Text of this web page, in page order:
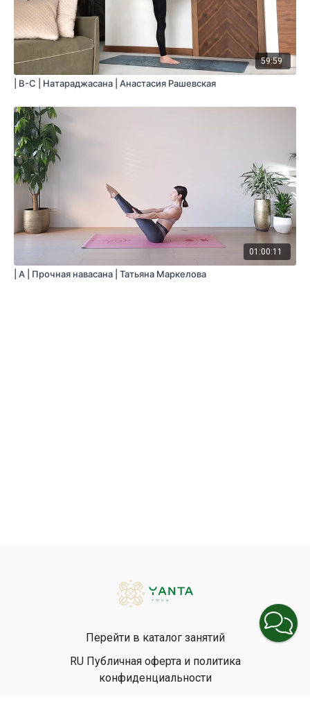
59:59
| B-C | Натараджасана | Анастасия Рашевская
01:00:11
| A | Прочная навасана | Татьяна Маркелова
Перейти в каталог занятий
RU Публичная оферта и политика
конфиденциальности